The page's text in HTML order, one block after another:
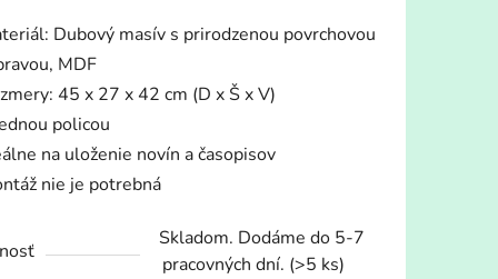
Dubový masív s prirodzenou povrchovou
MDF
45 x 27 x 42 cm (D x Š x V)
policou
na uloženie novín a časopisov
nie je potrebná
Skladom. Dodáme do 5-7
pracovných dní. (>5 ks)